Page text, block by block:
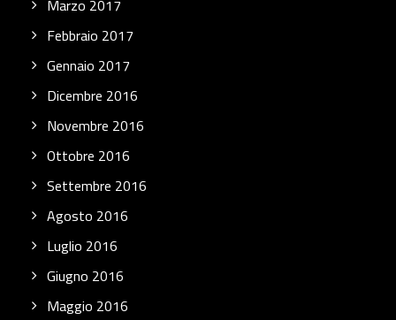
Marzo 2017
Febbraio 2017
Gennaio 2017
Dicembre 2016
Novembre 2016
Ottobre 2016
Settembre 2016
Agosto 2016
Luglio 2016
Giugno 2016
Maggio 2016